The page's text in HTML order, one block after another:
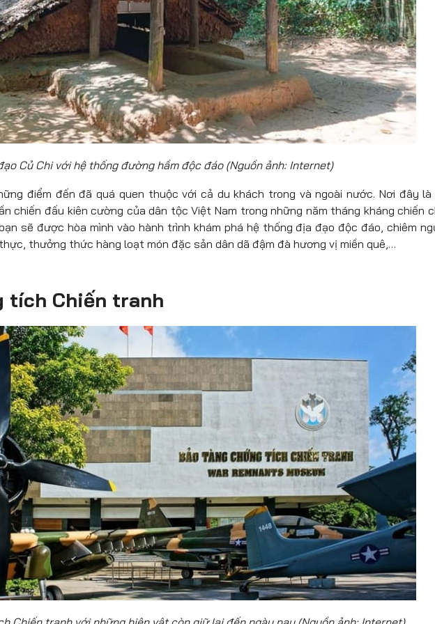
Củ Chi với hệ thống đường hầm độc đáo (Nguồn ảnh: Internet)
điểm đến đã quá quen thuộc với cả du khách trong và ngoài nước. Nơi đây là
chiến đấu kiên cường của dân tộc Việt Nam trong những năm tháng kháng chiến
sẽ được hòa mình vào hành trình khám phá hệ thống địa đạo độc đáo, chiêm
thưởng thức hàng loạt món đặc sản dân dã đậm đà hương vị miền quê,…
tích Chiến tranh